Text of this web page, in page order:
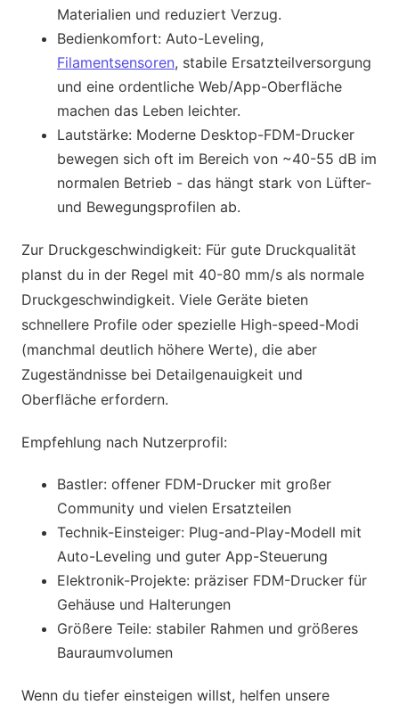
Materialien und reduziert Verzug.
Bedienkomfort: Auto-Leveling,
Filamentsensoren, stabile Ersatzteilversorgung
und eine ordentliche Web/App-Oberfläche
machen das Leben leichter.
Lautstärke: Moderne Desktop-FDM-Drucker
bewegen sich oft im Bereich von ~40-55 dB im
normalen Betrieb - das hängt stark von Lüfter-
und Bewegungsprofilen ab.
Zur Druckgeschwindigkeit: Für gute Druckqualität
planst du in der Regel mit 40-80 mm/s als normale
Druckgeschwindigkeit. Viele Geräte bieten
schnellere Profile oder spezielle High-speed-Modi
(manchmal deutlich höhere Werte), die aber
Zugeständnisse bei Detailgenauigkeit und
Oberfläche erfordern.
Empfehlung nach Nutzerprofil:
Bastler: offener FDM-Drucker mit großer
Community und vielen Ersatzteilen
Technik-Einsteiger: Plug-and-Play-Modell mit
Auto-Leveling und guter App-Steuerung
Elektronik-Projekte: präziser FDM-Drucker für
Gehäuse und Halterungen
Größere Teile: stabiler Rahmen und größeres
Bauraumvolumen
Wenn du tiefer einsteigen willst, helfen unsere